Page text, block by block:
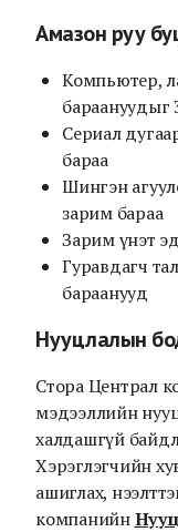
Амазон руу
Компьютер,
бараануудыг
Сериал
бараа
Шингэн
зарим бараа
Зарим үнэт
Гуравдагч
бараанууд
Нууцлалын
Стора Централ
мэдээллийн
халдашгүй
Хэрэглэгчийн
ашиглах,
компанийн